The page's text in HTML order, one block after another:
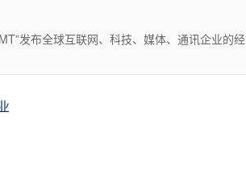
发布全球互联网、科技、媒体、通讯企业的